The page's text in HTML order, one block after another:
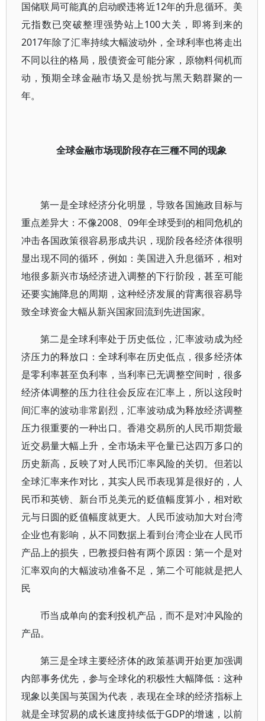
国储联局可能真的启动睽违将近12年的升息循环。美
元指数已突破整理强势站上100大关，即将到来的
2017年除了汇率持续大幅波动外，全球利率也将走出
不同以往的格局，股债资金可能分家，原物料伺机而
动，预期全球金融市场又是纷扰与黑天鹅群聚的一
年。
全球金融市场现阶段存在三種不同的现象
第一是全球经济分化明显，导致各国施政目标与
重点差异大：不像2008、09年全球受到的相同危机的
冲击各国政策很容易形成共识，现阶段各经济体很明
显出现不同的循环，例如：美国进入升息循环，相对
地很多新兴市场经济进入调整的下行阶段，甚至可能
还要实施降息的周期，这种经济发展的背离很容易导
致全球资金大幅从新兴国家回流到先进国家。
第二是全球利率处于历史低位，汇率波动成为经
济压力的释放口：全球利率在历史低点，很多经济体
是零利率甚至负利率，当利率已无调整空间时，很多
经济体调整的压力往往会反应在汇率上，所以这段时
间汇率的波动非常剧烈，汇率波动成为释放经济调整
压力很重要的一种出口。香港交易所的人民币期货最
近交易量大幅上升，全市场未平仓量已达四万多口的
历史新高，反映了对人民币汇率风险的关切。但若以
全球汇率来作对比，其实人民币表现算是很好的，人
民币和英镑、新台币兑美元的贬值幅度算小，相对欧
元与日圆的贬值幅度就更大。人民币波动加大对台湾
企业也有影响，从不同数据上看到台湾企业在人民币
产品上的损失，巴教授归咎有两个原因：第一个是对
汇率双向的大幅波动准备不足，第二个可能就是把人
民
币当成单向的套利投机产品，而不是对冲风险的
产品。
第三是全球主要经济体的政策基调开始更加强调
内部事务优先，参与全球化的积极性大幅降低：这种
现象以美国与英国为代表，表现在全球的经济指标上
就是全球贸易的成长速度持续低于GDP的增速，以前